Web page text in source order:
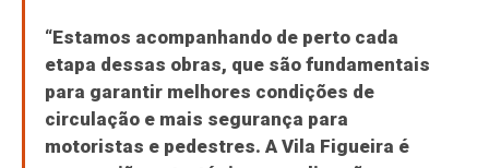
“Estamos acompanhando de perto cada
etapa dessas obras, que são fundamentais
para garantir melhores condições de
circulação e mais segurança para
motoristas e pedestres. A Vila Figueira é